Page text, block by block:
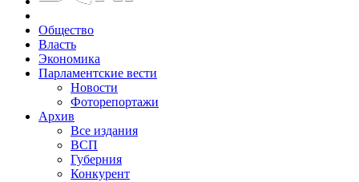
Общество
Власть
Экономика
Парламентские вести
Новости
Фоторепортажи
Архив
Все издания
ВСП
Губерния
Конкурент